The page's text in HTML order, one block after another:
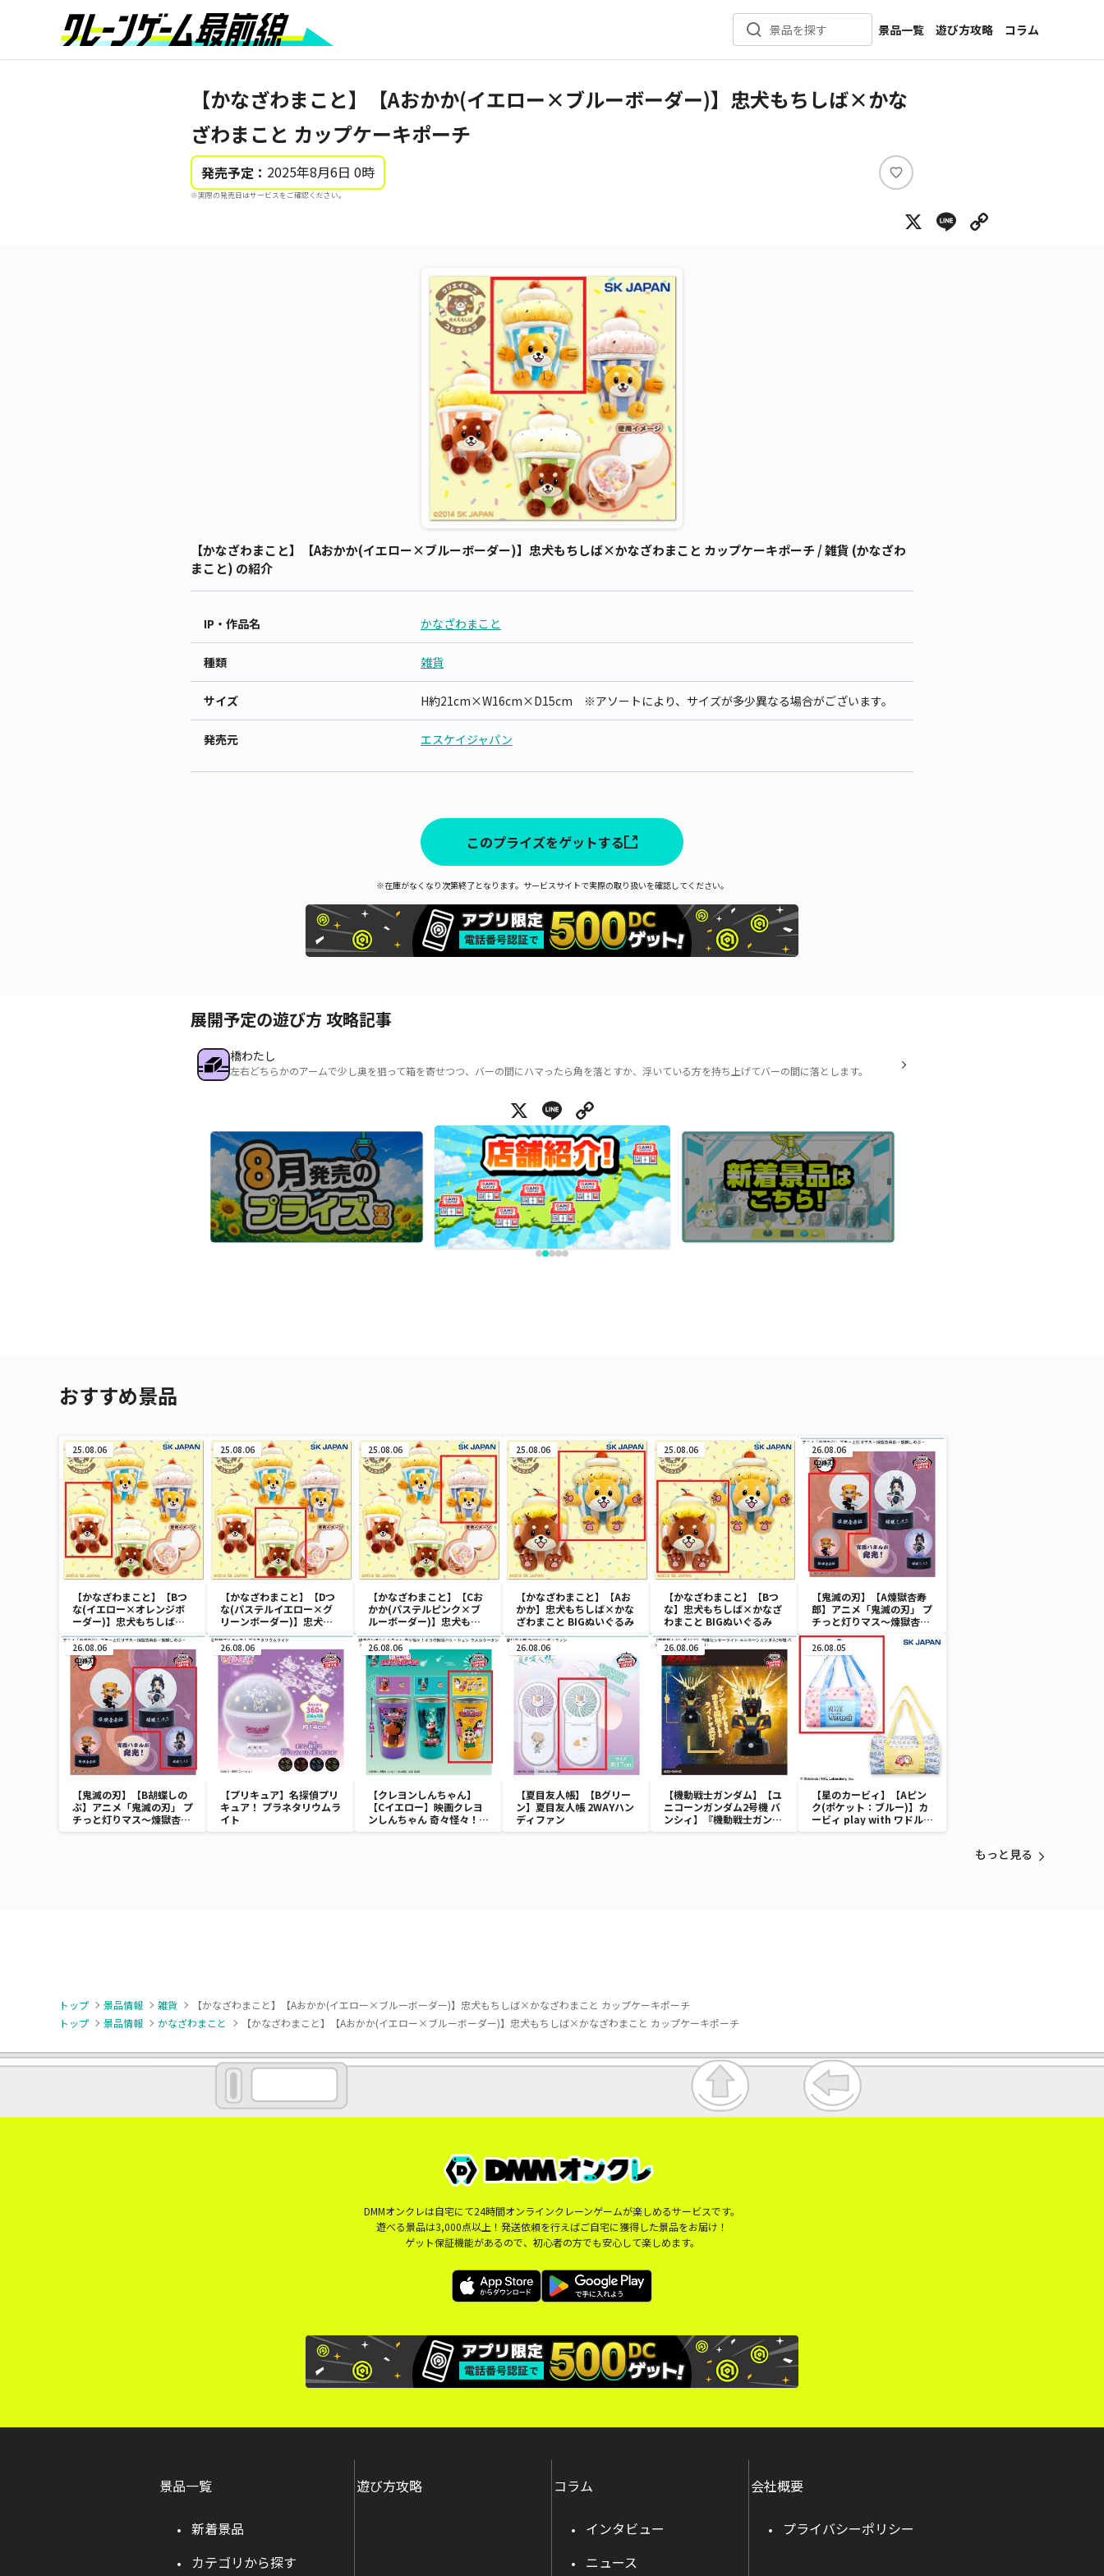
景品を探す
景品一覧
新着景品
カテゴリ一覧
遊び方攻略
コラム
インタビュー
【かなざわまこと】【Aおかか(イエロー×ブルーボーダー)】忠犬もちしば×かな
ざわまこと カップケーキポーチ
発売予定： 2025年8月6日 0時
※実際の発売日はサービスをご確認ください。
い
ね
X Line
【かなざわまこと】【Aおかか(イエロー×ブルーボーダー)】忠犬もちしば×かなざわまこと カップケーキポーチ / 雑貨 (かなざわ
まこと) の紹介
IP・作品名 かなざわまこと
種類 雑貨
サイズ H約21cm×W16cm×D15cm ※アソートにより、サイズが多少異なる場合がございます。
発売元 エスケイジャパン
このプライズをゲットする
※在庫がなくなり次第終了となります。サービスサイトで実際の取り扱いを確認してください。
展開予定の遊び方 攻略記事
橋わたし
左右どちらかのアームで少し奥を狙って箱を寄せつつ、バーの間にハマったら角を落とすか、浮いている方を持ち上げてバーの間に落とします。
X Line
おすすめ景品
25.08.06
【かなざわまこと】【Bつ
な(イエロー×オレンジボ
ーダー)】忠犬もちしば×
かなざわまこと カップケー
キポーチ
25.08.06
【かなざわまこと】【Dつ
な(パステルイエロー×グ
リーンボーダー)】忠犬も
ちしば×かなざわまこと カ
ップケーキポーチ
25.08.06
【かなざわまこと】【Cお
かか(パステルピンク×ブ
ルーボーダー)】忠犬もち
しば×かなざわまこと カッ
プケーキポーチ
25.08.06
【かなざわまこと】【Aお
かか】忠犬もちしば×かな
ざわまこと BIGぬいぐるみ
25.08.06
【かなざわまこと】【Bつ
な】忠犬もちしば×かなざ
わまこと BIGぬいぐるみ
26.08.06
【鬼滅の刃】【A煉獄杏寿
郎】アニメ「鬼滅の刃」 プ
チっと灯りマス～煉獄杏寿
郎・胡蝶しのぶ～
26.08.06
【鬼滅の刃】【B胡蝶しの
ぶ】アニメ「鬼滅の刃」 プ
チっと灯りマス～煉獄杏寿
郎・胡蝶しのぶ～
26.08.06
【プリキュア】名探偵プリ
キュア！ プラネタリウムラ
イト
26.08.06
【クレヨンしんちゃん】
【Cイエロー】映画クレヨ
ンしんちゃん 奇々怪々！オ
ラの妖怪バケ～ション フル
26.08.06
【夏目友人帳】【Bグリー
ン】夏目友人帳 2WAYハン
ディファン
26.08.06
【機動戦士ガンダム】【ユ
ニコーンガンダム2号機 バ
ンシィ】『機動戦士ガンダ
ムUC』 胸像センサーライ
26.08.05
【星のカービィ】【Aピン
ク(ポケット：ブルー)】カ
ービィ play with ワドルデ
ィ ボストンバッグ
もっと見る
トップ 景品情報 雑貨
【かなざわまこと】【Aおかか(イエロー×ブルーボーダー)】忠犬もちしば×かなざわまこと カップケーキポーチ
トップ
景品情報 かなざわまこと 【かなざわまこと】【Aおかか(イエロー×ブルーボーダー)】忠犬もちしば×かなざわまこと カップケーキポーチ
DMMオンクレは自宅にて24時間オンラインクレーンゲームが楽しめるサービスです。
遊べる景品は3,000点以上！発送依頼を行えばご自宅に獲得した景品をお届け！
ゲット保証機能があるので、初心者の方でも安心して楽しめます。
景品一覧
新着景品
カテゴリから探す
遊び方攻略 コラム
インタビュー
ニュース
会社概要
プライバシーポリシー